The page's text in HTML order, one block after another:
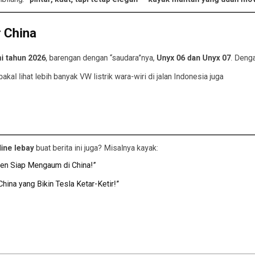
tahun 2026, barengan dengan “saudara”nya, Unyx 06 dan Unyx 07.
lihat lebih banyak VW listrik wara-wiri di jalan Indonesia juga
lebay buat berita ini juga? Misalnya kayak:
Siap Mengaum di China!”
yang Bikin Tesla Ketar-Ketir!”